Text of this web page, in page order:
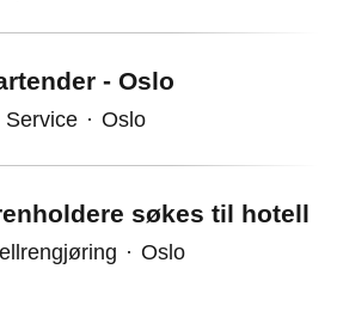
- Oslo
Service · Oslo
søkes til hotell
· Oslo